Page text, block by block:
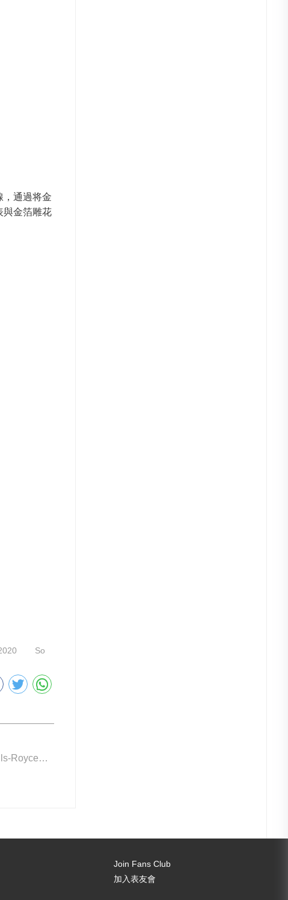
，通過将金
與金箔雕花
So
下一篇: Rolls-Royce出表款
Join Fans Club
加入表友會